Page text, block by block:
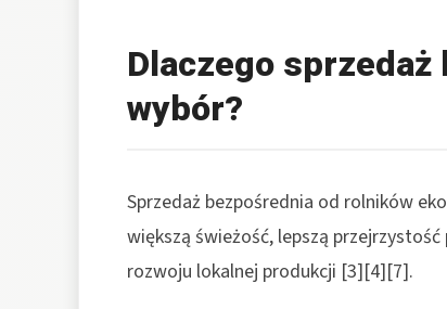
Dlaczego
wybór?
Sprzedaż bezpośrednia od rolników
większą świeżość, lepszą
rozwoju lokalnej produkcji [3][4][7].